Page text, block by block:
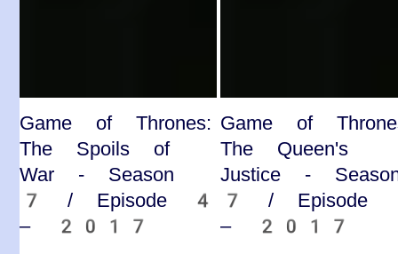
Game of Thrones:
The Spoils of
War - Season
7 / Episode 4
– 2017
Game of
The Queen's
Justice -
7 / Episode
– 2017